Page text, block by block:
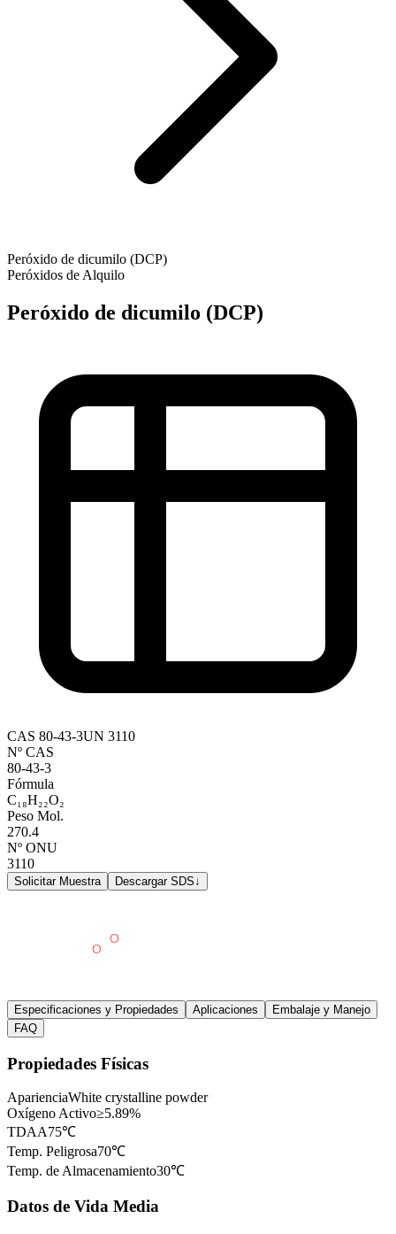
Peróxido de dicumilo (DCP)
Peróxidos de Alquilo
Peróxido de dicumilo (DCP)
CAS 80-43-3UN 3110
Nº CAS
80-43-3
Fórmula
C₁₈H₂₂O₂
Peso Mol.
270.4
Nº ONU
3110
Solicitar Muestra Descargar SDS↓
Especificaciones y Propiedades Aplicaciones
Embalaje y Manejo
FAQ
Propiedades Físicas
AparienciaWhite crystalline powder
Oxígeno Activo≥5.89%
TDAA75℃
Temp. Peligrosa70℃
Temp. de Almacenamiento30℃
Datos de Vida Media